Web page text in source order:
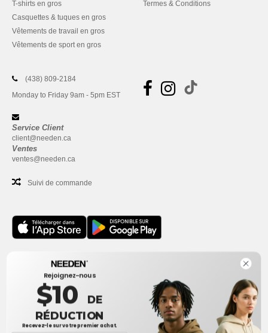
T-shirts en gros
Casquettes & tuques en gros
Vêtements de travail en gros
Vêtements de sport en gros
Termes & Conditions
(438) 809-2184
Monday to Friday 9am - 5pm EST
Service Client
client@needen.ca
Ventes
ventes@needen.ca
Suivi de commande
Bureau
One Dundas Street West Suite 2500
Toronto, Ontario, M5G 1Z3
Ceci n'est PAS l'adresse de retour. Pour les retours, voir ici
Bureau
Rejoignez-nous
$10 DE
RÉDUCTION
Recevez-le sur votre premier achat.